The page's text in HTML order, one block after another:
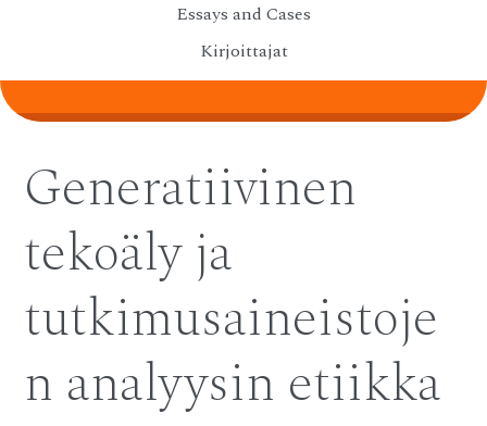
Essays and Cases
Kirjoittajat
Generatiivinen
tekoäly ja
tutkimusaineistoje
n analyysin etiikka